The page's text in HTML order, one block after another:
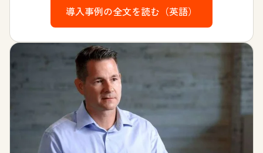
導入事例の全文を読む（英語）